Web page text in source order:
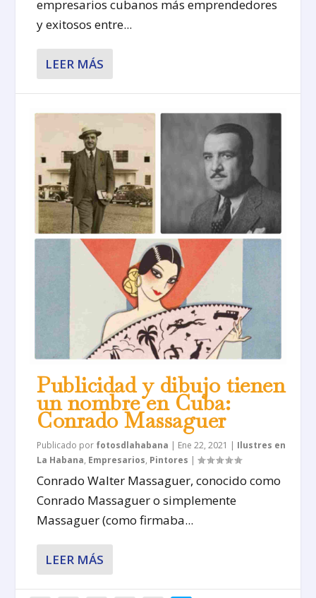
empresarios cubanos más emprendedores
y exitosos entre...
LEER MÁS
Publicidad y dibujo tienen
un nombre en Cuba:
Conrado Massaguer
Publicado por fotosdlahabana | Ene 22, 2021 | Ilustres en
La Habana, Empresarios, Pintores |
Conrado Walter Massaguer, conocido como
Conrado Massaguer o simplemente
Massaguer (como firmaba...
LEER MÁS